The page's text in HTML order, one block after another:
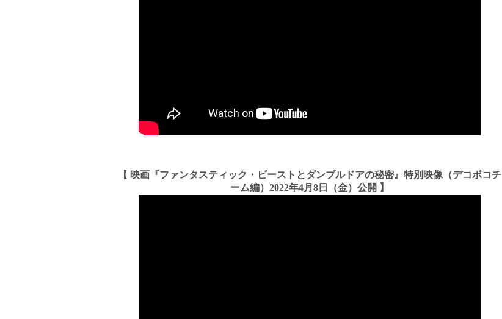
【 映画『ファンタスティック・ビーストとダンブルドアの秘密』特別映像（デコボコチ
ーム編）2022年4月8日（金）公開 】